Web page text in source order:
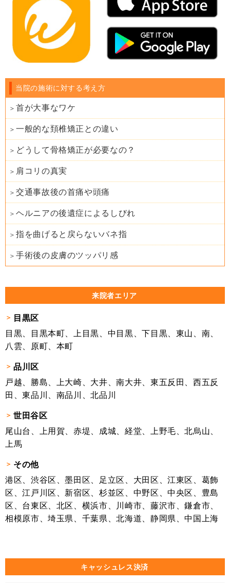
当院の施術に対する考え方
首が大事なワケ
一般的な頚椎矯正との違い
どうして骨格矯正が必要なの？
肩コリの真実
交通事故後の首痛や頭痛
ヘルニアの後遺症によるしびれ
指を曲げると戻らないバネ指
手術後の皮膚のツッパリ感
来院者エリア
目黒区
目黒、目黒本町、上目黒、中目黒、下目黒、東山、南、
八雲、原町、本町
品川区
戸越、勝島、上大崎、大井、南大井、東五反田、西五反
田、東品川、南品川、北品川
世田谷区
尾山台、上用賀、赤堤、成城、経堂、上野毛、北烏山、
上馬
その他
港区、渋谷区、墨田区、足立区、大田区、江東区、葛飾
区、江戸川区、新宿区、杉並区、中野区、中央区、豊島
区、台東区、北区、横浜市、川崎市、藤沢市、鎌倉市、
相模原市、埼玉県、千葉県、北海道、静岡県、中国上海
キャッシュレス決済